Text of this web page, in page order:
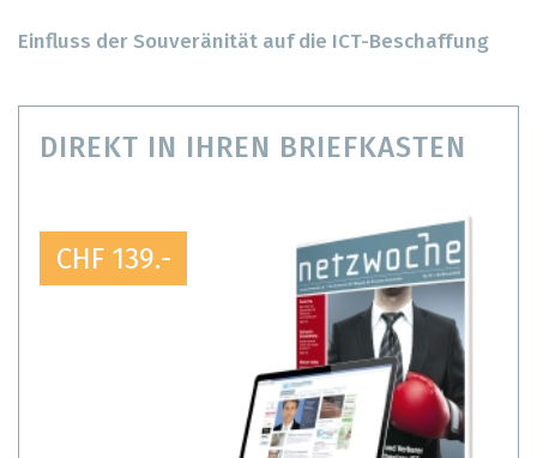
Einfluss der Souveränität auf die ICT-Beschaffung
DIREKT IN IHREN BRIEFKASTEN
CHF 139.-